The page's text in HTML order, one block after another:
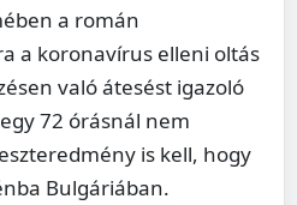
a román
a koronavírus elleni oltás
való átesést igazoló
72 órásnál nem
is kell, hogy
Bulgáriában.